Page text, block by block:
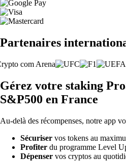
Partenaires
Gérez votre staking
S&P500 en France
Au-delà des récompenses, notre app
Sécuriser vos tokens au
Profiter du programme Level
Dépenser vos cryptos au